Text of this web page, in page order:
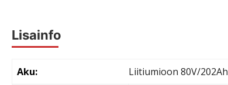
Lisainfo
Aku
Liitiumioon 80V/202Ah